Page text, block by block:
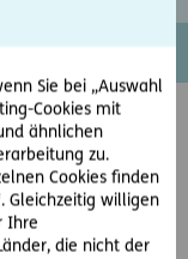
Sie bei „Auswahl
Cookies mit
ähnlichen
zu.
Cookies finden
Gleichzeitig willigen
Ihre
die nicht der
Maklerforum